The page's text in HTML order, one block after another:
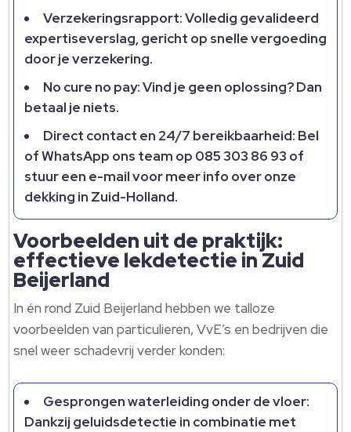
Verzekeringsrapport: Volledig gevalideerd
expertiseverslag, gericht op snelle vergoeding
door je verzekering.​
No cure no pay: Vind je geen oplossing? Dan
betaal je niets.​
Direct contact en 24/7 bereikbaarheid: Bel
of WhatsApp ons team op 085 303 86 93 of
stuur een e-mail voor meer info over onze
dekking in Zuid-Holland.​
Voorbeelden uit de praktijk:
effectieve lekdetectie in Zuid
Beijerland
In én rond Zuid Beijerland hebben we talloze
voorbeelden van particulieren, VvE’s en bedrijven die
snel weer schadevrij verder konden:
Gesprongen waterleiding onder de vloer:
Dankzij geluidsdetectie in combinatie met